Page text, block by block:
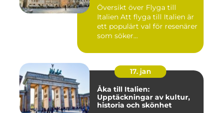
Översikt över Flyga till
Italien Att flyga till Italien är
ett populärt val för resenärer
som söker...
17. jan
Åka till Italien:
Upptäckningar av kultur,
historia och skönhet